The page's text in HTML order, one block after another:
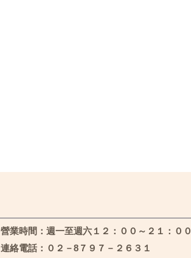
營業時間：週一至週六１２：００～２１：００
連絡電話：０２－8７９７－２６３１